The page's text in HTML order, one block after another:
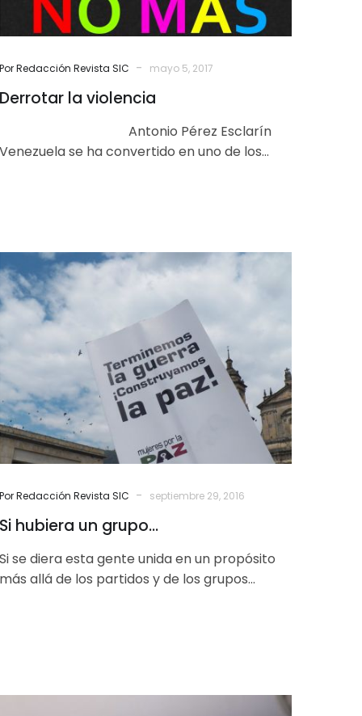
Por Redacción Revista SIC - mayo 5, 2017
Derrotar la violencia
Antonio Pérez Esclarín
Venezuela se ha convertido en uno de los
un
Por Redacción Revista SIC - septiembre 29, 2016
Si hubiera un grupo…
Si se diera esta gente unida en un propósito
más allá de los partidos y de los grupos